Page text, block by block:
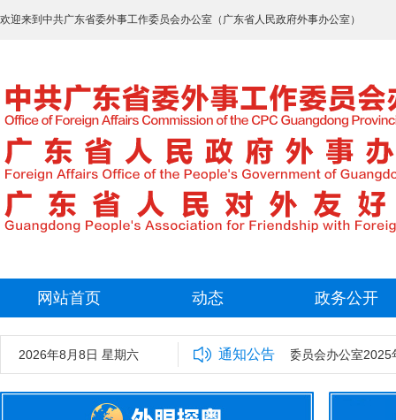
欢迎来到中共广东省委外事工作委员会办公室（广东省人民政府外事办公室）
网站首页 动态 政务公开
2026年8月8日 星期六 通知公告
中共广东省委外事工作委员会办公室2025